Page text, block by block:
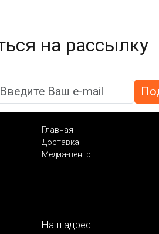
на рассылку
Главная
Доставка
Медиа-центр
Наш адрес